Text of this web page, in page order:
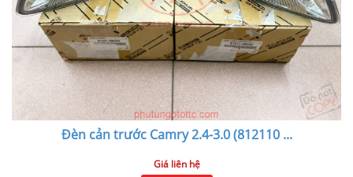
Đèn cản trước Camry 2.4-3.0 (812110...
Giá liên hệ